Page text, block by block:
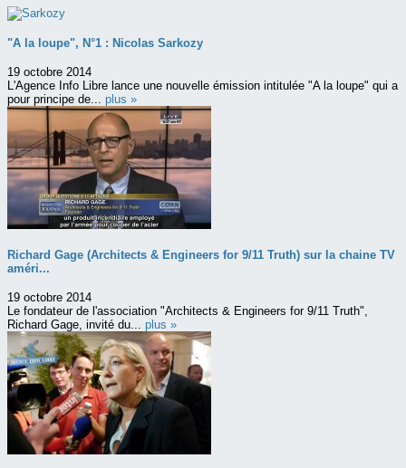
"A la loupe", N°1 : Nicolas Sarkozy
19 octobre 2014
L'Agence Info Libre lance une nouvelle émission intitulée "A la loupe" qui a
pour principe de... plus »
Richard Gage (Architects & Engineers for 9/11 Truth) sur la chaine TV
améri...
19 octobre 2014
Le fondateur de l'association "Architects & Engineers for 9/11 Truth",
Richard Gage, invité du... plus »